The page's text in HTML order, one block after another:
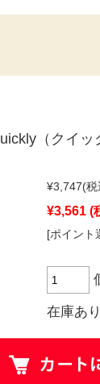
（クイッ
¥3,747(税
¥3,561 (
[ポイント
在庫あり